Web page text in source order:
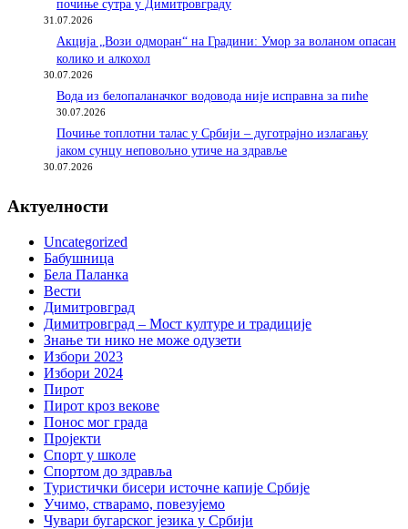
почиње сутра у Димитровграду
31.07.2026
Акција „Вози одморан“ на Градини: Умор за воланом опасан
колико и алкохол
30.07.2026
Вода из белопаланачког водовода није исправна за пиће
30.07.2026
Почиње топлотни талас у Србији – дуготрајно излагању
јаком сунцу неповољно утиче на здравље
30.07.2026
Актуелности
Uncategorized
Бабушница
Бела Паланка
Вести
Димитровград
Димитровград – Мост културе и традиције
Знање ти нико не може одузети
Избори 2023
Избори 2024
Пирот
Пирот кроз векове
Понос мог града
Пројекти
Спорт у школе
Спортом до здравља
Туристички бисери источне капије Србије
Учимо, стварамо, повезујемо
Чувари бугарског језика у Србији